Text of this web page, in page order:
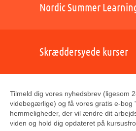
Nordic Summer
Skræddersyede kurser
Tilmeld dig vores nyhedsbrev (ligesom
videbegærlige) og få vores gratis e-bog
hemmeligheder, der vil ændre dit
viden og hold dig opdateret på